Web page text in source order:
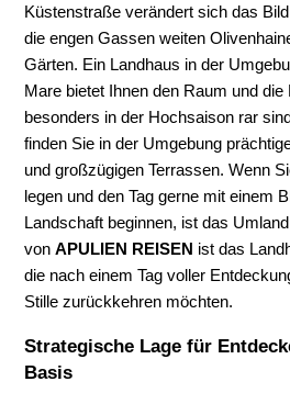
Küstenstraße verändert sich das
die engen Gassen weiten
Gärten. Ein Landhaus in der
Mare bietet Ihnen den Raum und
besonders in der Hochsaison rar
finden Sie in der Umgebung
und großzügigen Terrassen. Wenn
legen und den Tag gerne mit einem
Landschaft beginnen, ist das
vonAPULIEN REISEN ist das
die nach einem Tag voller
Stille zurückkehren möchten.
Strategische Lage für
Basis